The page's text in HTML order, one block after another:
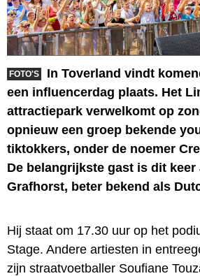
FOTO'S
In Toverland vindt
een influencerdag plaats. Het
attractiepark verwelkomt op
opnieuw een groep bekende
tiktokkers, onder de noemer
De belangrijkste gast is dit keer
Grafhorst, beter bekend als
Hij staat om 17.30 uur op het
Stage. Andere artiesten in
zijn straatvoetballer Soufiane